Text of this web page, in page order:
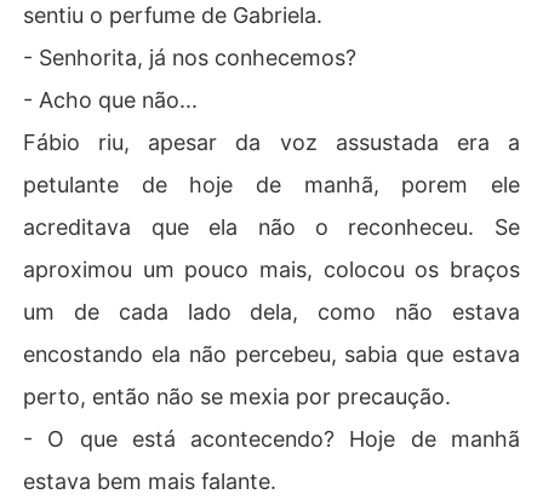
sentiu o perfume de Gabriela.
- Senhorita, já nos conhecemos?
- Acho que não...
Fábio riu, apesar da voz assustada era a
petulante de hoje de manhã, porem ele
acreditava que ela não o reconheceu. Se
aproximou um pouco mais, colocou os braços
um de cada lado dela, como não estava
encostando ela não percebeu, sabia que estava
perto, então não se mexia por precaução.
- O que está acontecendo? Hoje de manhã
estava bem mais falante.